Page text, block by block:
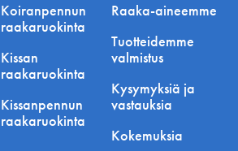
Koiranpennun
raakaruokinta
Kissan
raakaruokinta
Kissanpennun
raakaruokinta
Raaka-aineemme
Tuotteidemme
valmistus
Kysymyksiä ja
vastauksia
Kokemuksia